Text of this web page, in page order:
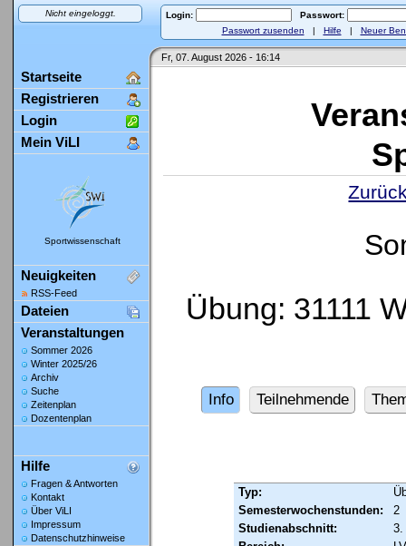
Nicht eingeloggt. Login:
Passwort:
Passwort zusenden | Hilfe | Neuer
Fr, 07. August 2026 - 16:14
Startseite
Registrieren
Login
Mein ViLI
Sportwissenschaft
Neuigkeiten
RSS-Feed
Dateien
Veranstaltungen
Sommer 2026
Winter 2025/26
Archiv
Suche
Zeitenplan
Dozentenplan
Hilfe
Fragen & Antworten
Kontakt
Über ViLI
Impressum
Datenschutzhinweise
Übung: 31111
Info Teilnehmende
Typ:
Semesterwochenstunden:
2
Studienabschnitt:
3.